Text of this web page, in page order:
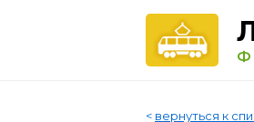
< вернуться к